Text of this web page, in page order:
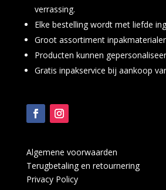
verrassing.
Elke bestelling wordt met liefde
Groot assortiment
Producten kunnen
Gratis inpakservice bij aankoop
Algemene voorwaarden
Terugbetaling en retournering
Privacy Policy